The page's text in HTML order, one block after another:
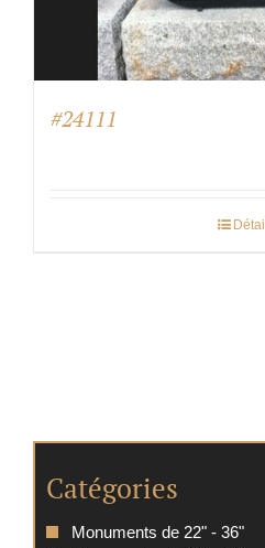
#24111
Catégories
Monuments de 22" - 36"